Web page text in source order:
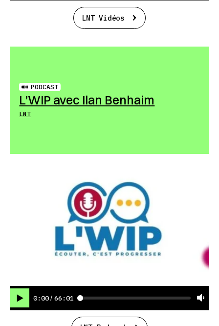
LNT Vidéos
PODCAST
L’WIP avec Ilan Benhaim
LNT
0:00 / 66:01